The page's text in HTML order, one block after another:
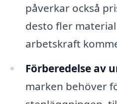
påverkar också
desto fler
arbetskraft
Förberedelse av
marken behöver